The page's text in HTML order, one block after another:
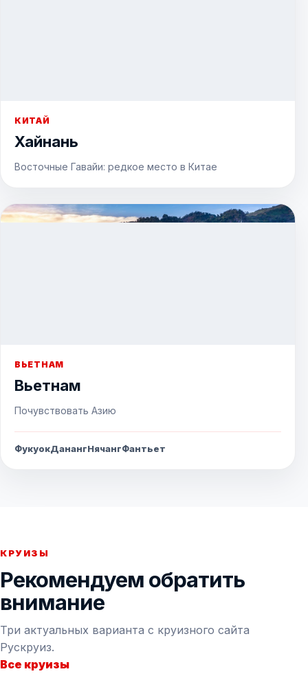
КИТАЙ
Хайнань
Восточные Гавайи: редкое место в Китае
ВЬЕТНАМ
Вьетнам
Почувствовать Азию
ФукуокДанангНячангФантьет
КРУИЗЫ
Рекомендуем обратить
внимание
Три актуальных варианта с круизного сайта
Рускруиз.
Все круизы